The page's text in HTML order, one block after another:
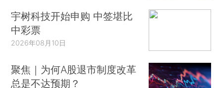
宇树科技开始申购 中签堪比
中彩票
2026年08月10日
聚焦｜为何A股退市制度改革
总是不达预期？